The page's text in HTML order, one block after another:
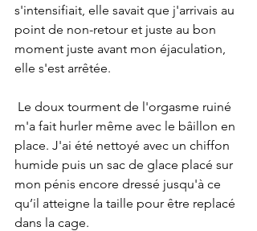
s'intensifiait, elle savait que j'arrivais au
point de non-retour et juste au bon
moment juste avant mon éjaculation,
elle s'est arrêtée.
m'a fait hurler même avec le bâillon en
place. J'ai été nettoyé avec un chiffon
humide puis un sac de glace placé sur
mon pénis encore dressé jusqu'à ce
qu’il atteigne la taille pour être replacé
dans la cage.